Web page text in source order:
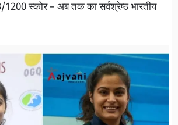
1200 स्कोर – अब तक का सर्वश्रेष्ठ भारतीय